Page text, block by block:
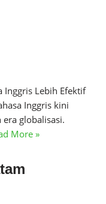
Inggris Lebih Efektif
Inggris kini
globalisasi.
More »